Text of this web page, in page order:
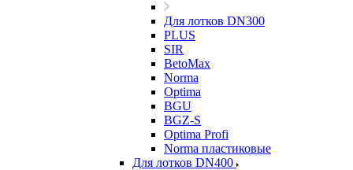
Для лотков DN300
PLUS
SIR
BetoMax
Norma
Optima
BGU
BGZ-S
Optima Profi
Norma пластиковые
Для лотков DN400